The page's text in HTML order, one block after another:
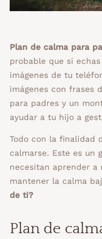
Plan de calma para
probable que si
imágenes de tu
imágenes con frases
para padres y un
ayudar a tu hijo a
Todo con la finalidad
calmarse. Este es un
necesitan aprender a
mantener la calma
de ti?
Plan de